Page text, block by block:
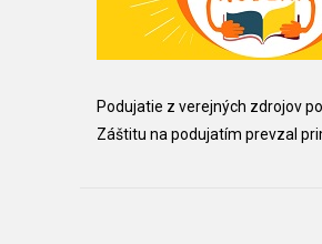
Podujatie z verejných zdrojov
Záštitu na podujatím prevzal